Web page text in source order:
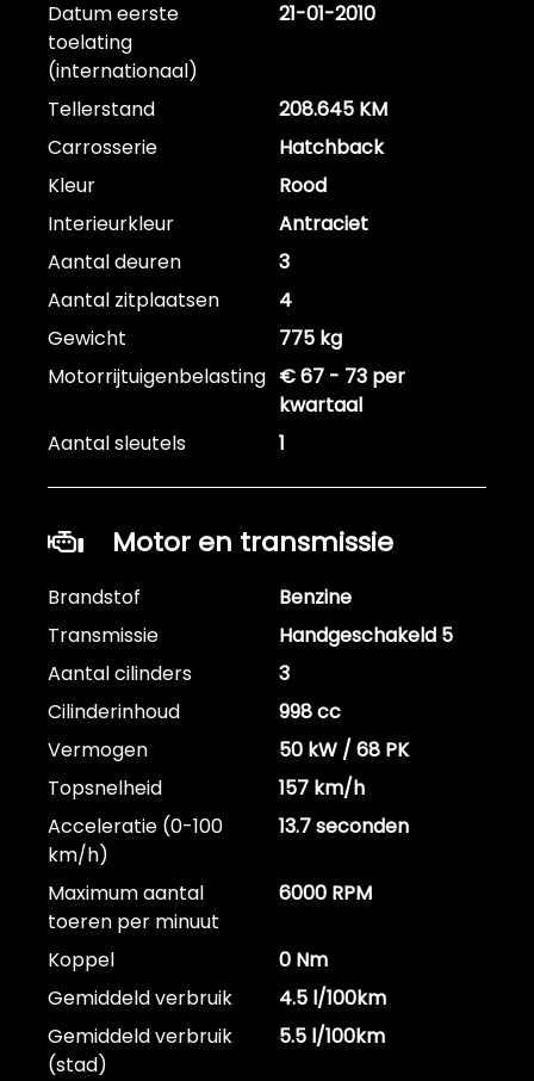
Datum eerste
toelating
(internationaal)
21-01-2010
Tellerstand
208.645 KM
Carrosserie
Hatchback
Kleur
Rood
Interieurkleur
Antraciet
Aantal deuren
3
Aantal zitplaatsen
4
Gewicht
775 kg
Motorrijtuigenbelasting € 67 - 73 per
kwartaal
Aantal sleutels
1
Motor en transmissie
Brandstof
Benzine
Transmissie
Handgeschakeld 5
Aantal cilinders
3
Cilinderinhoud
998 cc
Vermogen
50 kW / 68 PK
Topsnelheid
157 km/h
Acceleratie (0-100
km/h)
13.7 seconden
Maximum aantal
toeren per minuut
6000 RPM
Koppel
0 Nm
Gemiddeld verbruik
4.5 l/100km
Gemiddeld verbruik
(stad)
5.5 l/100km